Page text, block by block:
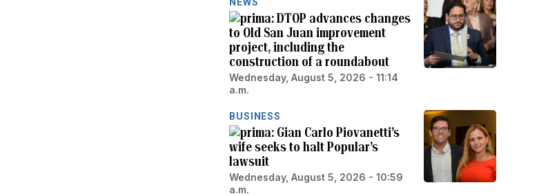
DTOP advances changes
to Old San Juan improvement
project, including the
construction of a roundabout
Wednesday, August 5, 2026 - 11:14
a.m.
BUSINESS
Gian Carlo Piovanetti’s
wife seeks to halt Popular’s
lawsuit
Wednesday, August 5, 2026 - 10:59
a.m.